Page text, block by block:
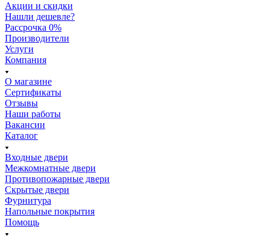
Акции и скидки
Нашли дешевле?
Рассрочка 0%
Производители
Услуги
Компания
О магазине
Сертификаты
Отзывы
Наши работы
Вакансии
Каталог
Входные двери
Межкомнатные двери
Противопожарные двери
Скрытые двери
Фурнитура
Напольные покрытия
Помощь